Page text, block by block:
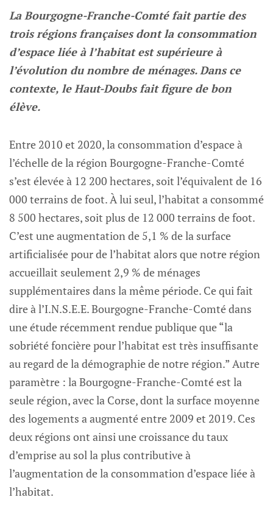
La Bourgogne-Franche-Comté fait partie des
trois régions françaises dont la consommation
d’espace liée à l’habitat est supérieure à
l’évolution du nombre de ménages. Dans ce
contexte, le Haut-Doubs fait figure de bon
élève.
Entre 2010 et 2020, la consommation d’espace à
l’échelle de la région Bourgogne-Franche-Comté
s’est élevée à 12 200 hectares, soit l’équivalent de 16
000 terrains de foot. À lui seul, l’habitat a consommé
8 500 hectares, soit plus de 12 000 terrains de foot.
C’est une augmentation de 5,1 % de la surface
artificialisée pour de l’habitat alors que notre région
accueillait seulement 2,9 % de ménages
supplémentaires dans la même période. Ce qui fait
dire à l’I.N.S.E.E. Bourgogne-Franche-Comté dans
une étude récemment rendue publique que “la
sobriété foncière pour l’habitat est très insuffisante
au regard de la démographie de notre région.” Autre
paramètre : la Bourgogne-Franche-Comté est la
seule région, avec la Corse, dont la surface moyenne
des logements a augmenté entre 2009 et 2019. Ces
deux régions ont ainsi une croissance du taux
d’emprise au sol la plus contributive à
l’augmentation de la consommation d’espace liée à
l’habitat.